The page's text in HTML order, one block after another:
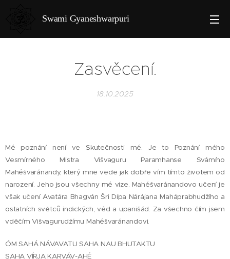
Swami Gyaneshwarpuri
Zasvěcení.
18.10.2025
Mé poznání není ve Skutečnosti mé. Je to Poznání mého
Vesmírného Mistra Višvaguru Paramhanse Svámího
Mahéšvaránandy, který mne vede jak dobře vím tímto životem od
narození. Jeho jsou všechny mé vize. Mahéšvaránandovo učení je
však učení Avatára Bhagván Šri Dípa Nárájana Maháprabhudžího a
ostatních světců indických, véd a upanišád. Za všechno čím jsem
vděčím Višvagurudžímu Mahéšvaránandovi.
ÓM SAHÁ NÁVAVATU SAHA NAU BHUTAKTU
SAHA VÍRJA KARVÁV-AHÉ